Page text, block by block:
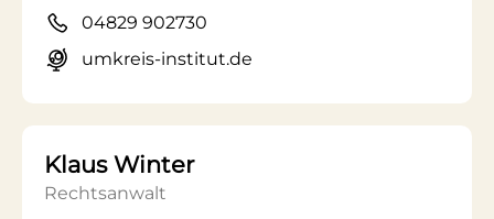
04829 902730
umkreis-institut.de
Klaus Winter
Rechtsanwalt